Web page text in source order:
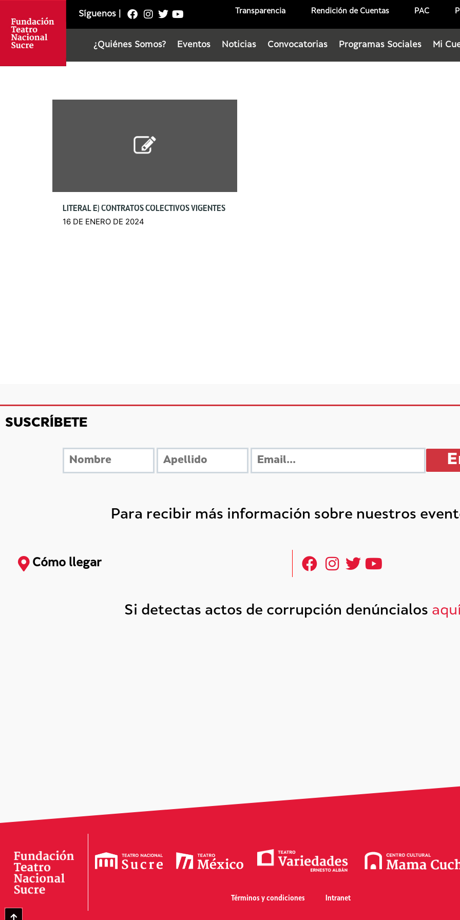
Síguenos Transparencia Rendición de Cuentas PAC
¿Quiénes Somos? Eventos Noticias Convocatorias Programas Sociales Mi
LITERAL E) CONTRATOS COLECTIVOS VIGENTES
16 DE ENERO DE 2024
SUSCRÍBETE
Para recibir más información sobre nuestros
Cómo llegar
Si detectas actos de corrupción denúncialos aquí
Términos y condiciones Intranet